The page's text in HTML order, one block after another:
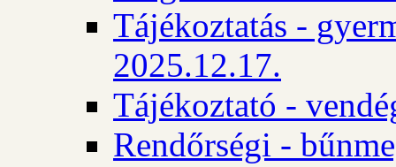
Tájékoztatás -
2025.12.17.
Tájékoztató -
Rendőrségi -